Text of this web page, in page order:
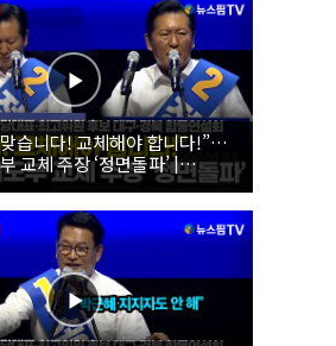
습니다! 교체해야 합니다!”…
교체 주장 ‘정면돌파’ |
어민주당 당대표·최고위원 후
합동연설회